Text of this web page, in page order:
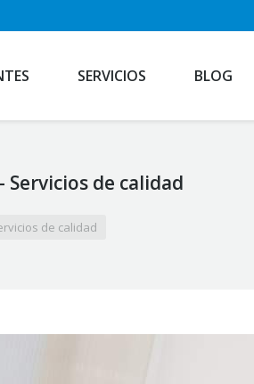
SERVICIOS BLOG
de calidad
de calidad